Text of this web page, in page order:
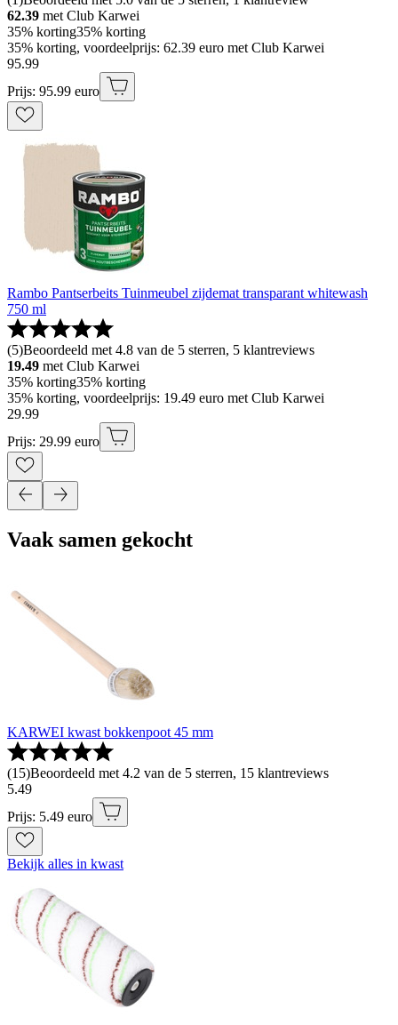
62.39 met Club Karwei
35% korting35% korting
35% korting, voordeelprijs: 62.39 euro met Club Karwei
95.99
Prijs: 95.99 euro
Rambo Pantserbeits Tuinmeubel zijdemat transparant whitewash
750 ml
(5)Beoordeeld met 4.8 van de 5 sterren, 5 klantreviews
19.49 met Club Karwei
35% korting35% korting
35% korting, voordeelprijs: 19.49 euro met Club Karwei
29.99
Prijs: 29.99 euro
Vaak samen gekocht
KARWEI kwast bokkenpoot 45 mm
(15)Beoordeeld met 4.2 van de 5 sterren, 15 klantreviews
5.49
Prijs: 5.49 euro
Bekijk alles in kwast